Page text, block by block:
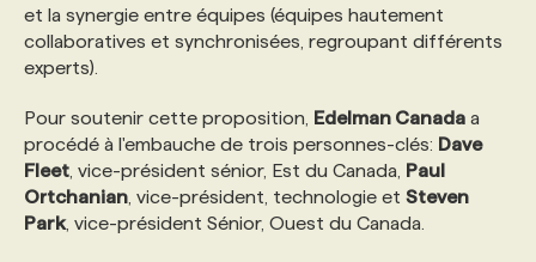
ANNONCEZ AVEC NOUS
et la synergie entre équipes (équipes hautement
collaboratives et synchronisées, regroupant différents
experts).
Pour soutenir cette proposition, Edelman Canada a
procédé à l'embauche de trois personnes-clés: Dave
Fleet , vice-président sénior, Est du Canada, Paul
Ortchanian , vice-président, technologie et Steven
Park, vice-président Sénior, Ouest du Canada.